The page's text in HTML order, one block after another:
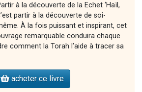
à la découverte de la Echet ‘Haïl,
partir à la découverte de soi-
À la fois puissant et inspirant, cet
remarquable conduira chaque
comment la Torah l’aide à tracer sa
acheter ce livre